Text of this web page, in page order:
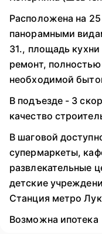
Расположена на
панорамными
31., площадь
ремонт,
необходимой
В подъезде - 3
качество
В шаговой
супермаркеты,
развлекательные
детские
Станция метро
Возможна ипотека